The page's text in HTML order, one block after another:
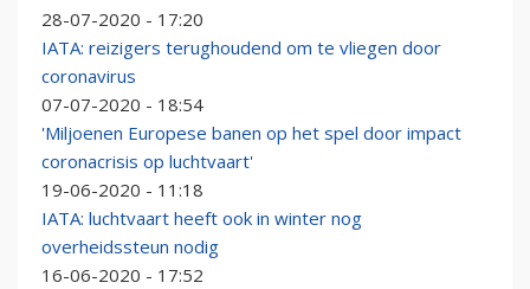
28-07-2020 - 17:20
IATA: reizigers terughoudend om te vliegen door
coronavirus
07-07-2020 - 18:54
'Miljoenen Europese banen op het spel door impact
coronacrisis op luchtvaart'
19-06-2020 - 11:18
IATA: luchtvaart heeft ook in winter nog
overheidssteun nodig
16-06-2020 - 17:52